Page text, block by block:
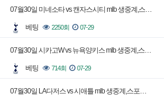
07월30일 미네소타 vs 캔자스시티 mlb 생중계,스…
베팅 2250회 07-29
07월30일 시카고W vs 뉴욕양키스 mlb 생중계,스…
베팅 714회 07-29
07월30일 LA다저스 vs 시애틀 mlb 생중계,스포…